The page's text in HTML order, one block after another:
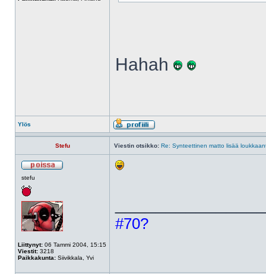
Hahah
Ylös
Stefu Viestin otsikko: Re: Synteettinen matto lisää
stefu
Liittynyt: 06 Tammi 2004, 15:15
Viestit: 3218
Paikkakunta: Siivikkala, Yvi
#70?